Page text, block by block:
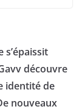
s’épaissit
découvre
identité de
nouveaux